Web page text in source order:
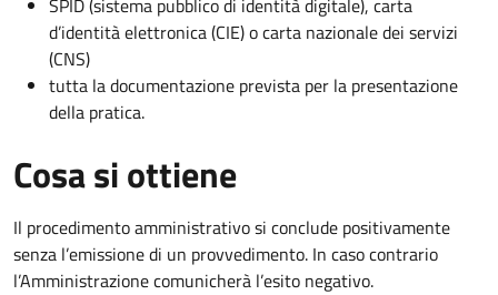
SPID (sistema pubblico di identità digitale), carta
d’identità elettronica (CIE) o carta nazionale dei servizi
(CNS)
tutta la documentazione prevista per la presentazione
della pratica.
Cosa si ottiene
Il procedimento amministrativo si conclude positivamente
senza l’emissione di un provvedimento. In caso contrario
l’Amministrazione comunicherà l’esito negativo.